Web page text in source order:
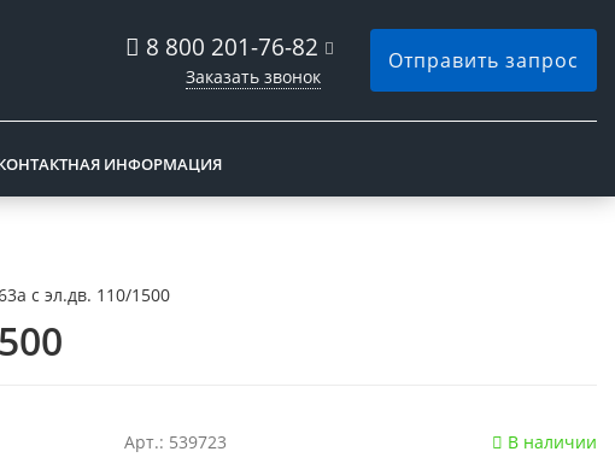
8 800 201-76-82
Заказать звонок
Отправить запрос
ИНФОРМАЦИЯ
с эл.дв. 110/1500
Арт.: 539723 В наличии